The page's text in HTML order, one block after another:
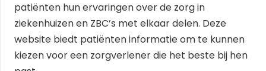
patiënten hun ervaringen over de zorg in
ziekenhuizen en ZBC’s met elkaar delen. Deze
website biedt patiënten informatie om te kunnen
kiezen voor een zorgverlener die het beste bij hen